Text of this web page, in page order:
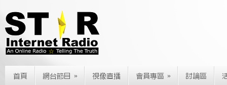
首頁 網台節目 » 視像直播 會員專區 » 討論區